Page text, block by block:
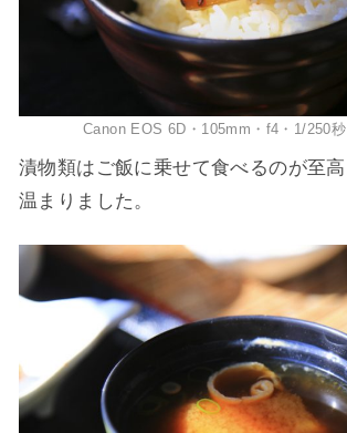
Canon EOS 6D・105mm・f4・1/250
漬物類はご飯に乗せて食べるのが至
温まりました。